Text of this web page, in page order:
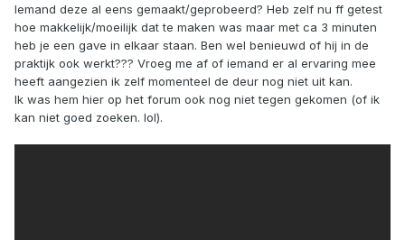
Iemand deze al eens gemaakt/geprobeerd? Heb zelf nu ff getest
hoe makkelijk/moeilijk dat te maken was maar met ca 3 minuten
heb je een gave in elkaar staan. Ben wel benieuwd of hij in de
praktijk ook werkt??? Vroeg me af of iemand er al ervaring mee
heeft aangezien ik zelf momenteel de deur nog niet uit kan.
Ik was hem hier op het forum ook nog niet tegen gekomen (of ik
kan niet goed zoeken. lol).